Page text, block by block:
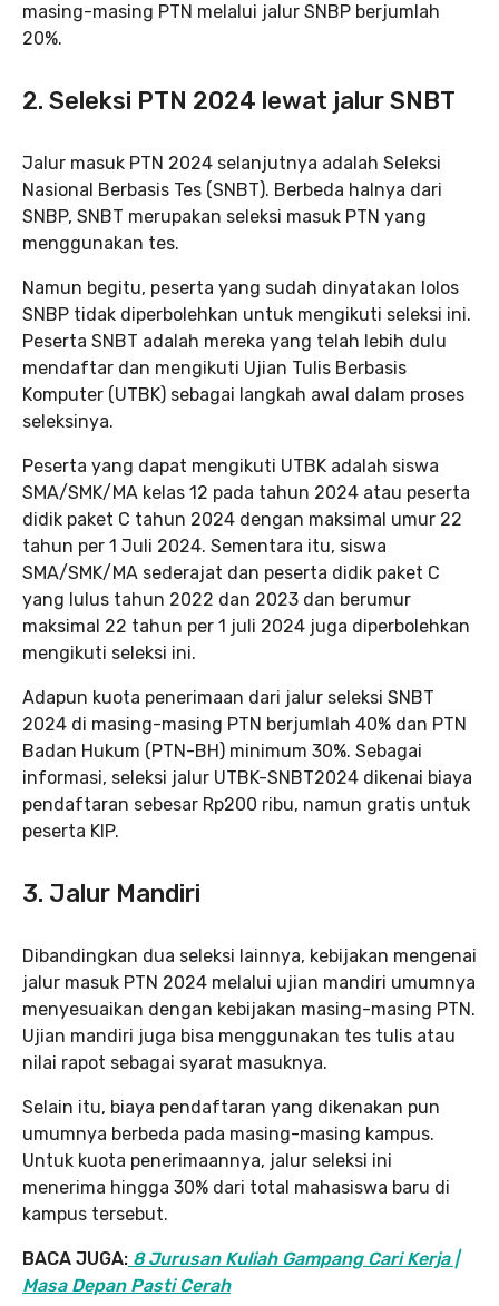
masing-masing PTN melalui jalur SNBP berjumlah
20%.
2. Seleksi PTN 2024 lewat jalur SNBT
Jalur masuk PTN 2024 selanjutnya adalah Seleksi
Nasional Berbasis Tes (SNBT). Berbeda halnya dari
SNBP, SNBT merupakan seleksi masuk PTN yang
menggunakan tes.
Namun begitu, peserta yang sudah dinyatakan lolos
SNBP tidak diperbolehkan untuk mengikuti seleksi ini.
Peserta SNBT adalah mereka yang telah lebih dulu
mendaftar dan mengikuti Ujian Tulis Berbasis
Komputer (UTBK) sebagai langkah awal dalam proses
seleksinya.
Peserta yang dapat mengikuti UTBK adalah siswa
SMA/SMK/MA kelas 12 pada tahun 2024 atau peserta
didik paket C tahun 2024 dengan maksimal umur 22
tahun per 1 Juli 2024. Sementara itu, siswa
SMA/SMK/MA sederajat dan peserta didik paket C
yang lulus tahun 2022 dan 2023 dan berumur
maksimal 22 tahun per 1 juli 2024 juga diperbolehkan
mengikuti seleksi ini.
Adapun kuota penerimaan dari jalur seleksi SNBT
2024 di masing-masing PTN berjumlah 40% dan PTN
Badan Hukum (PTN-BH) minimum 30%. Sebagai
informasi, seleksi jalur UTBK-SNBT2024 dikenai biaya
pendaftaran sebesar Rp200 ribu, namun gratis untuk
peserta KIP.
3. Jalur Mandiri
Dibandingkan dua seleksi lainnya, kebijakan mengenai
jalur masuk PTN 2024 melalui ujian mandiri umumnya
menyesuaikan dengan kebijakan masing-masing PTN.
Ujian mandiri juga bisa menggunakan tes tulis atau
nilai rapot sebagai syarat masuknya.
Selain itu, biaya pendaftaran yang dikenakan pun
umumnya berbeda pada masing-masing kampus.
Untuk kuota penerimaannya, jalur seleksi ini
menerima hingga 30% dari total mahasiswa baru di
kampus tersebut.
BACA JUGA: 8 Jurusan Kuliah Gampang Cari Kerja |
Masa Depan Pasti Cerah